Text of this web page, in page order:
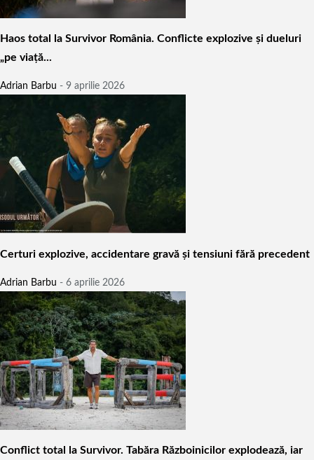
Haos total la Survivor România. Conflicte explozive și dueluri
„pe viață...
Adrian Barbu - 9 aprilie 2026
Certuri explozive, accidentare gravă și tensiuni fără precedent
Adrian Barbu - 6 aprilie 2026
Conflict total la Survivor. Tabăra Războinicilor explodează, iar